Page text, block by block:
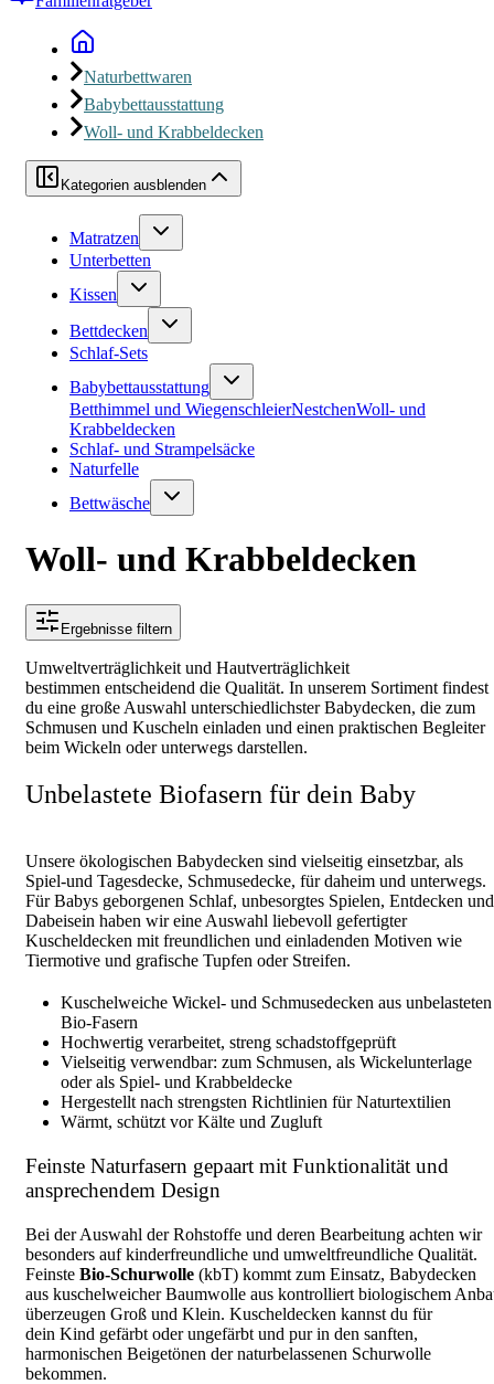
Naturbettwaren
Babybettausstattung
Woll- und Krabbeldecken
Kategorien ausblenden
Matratzen
Unterbetten
Kissen
Bettdecken
Schlaf-Sets
Babybettausstattung
Betthimmel und WiegenschleierNestchenWoll- und
Krabbeldecken
Schlaf- und Strampelsäcke
Naturfelle
Bettwäsche
Woll- und Krabbeldecken
Ergebnisse filtern
Umweltverträglichkeit und Hautverträglichkeit
bestimmen entscheidend die Qualität. In unserem Sortiment findest
du eine große Auswahl unterschiedlichster Babydecken, die zum
Schmusen und Kuscheln einladen und einen praktischen Begleiter
beim Wickeln oder unterwegs darstellen.
Unbelastete Biofasern für dein Baby
Unsere ökologischen Babydecken sind vielseitig einsetzbar, als
Spiel-und Tagesdecke, Schmusedecke, für daheim und unterwegs.
Für Babys geborgenen Schlaf, unbesorgtes Spielen, Entdecken und
Dabeisein haben wir eine Auswahl liebevoll gefertigter
Kuscheldecken mit freundlichen und einladenden Motiven wie
Tiermotive und grafische Tupfen oder Streifen.
Kuschelweiche Wickel- und Schmusedecken aus unbelasteten
Bio-Fasern
Hochwertig verarbeitet, streng schadstoffgeprüft
Vielseitig verwendbar: zum Schmusen, als Wickelunterlage
oder als Spiel- und Krabbeldecke
Hergestellt nach strengsten Richtlinien für Naturtextilien
Wärmt, schützt vor Kälte und Zugluft
Feinste Naturfasern gepaart mit Funktionalität und
ansprechendem Design
Bei der Auswahl der Rohstoffe und deren Bearbeitung achten wir
besonders auf kinderfreundliche und umweltfreundliche Qualität.
Feinste Bio-Schurwolle (kbT) kommt zum Einsatz, Babydecken
aus kuschelweicher Baumwolle aus kontrolliert biologischem
überzeugen Groß und Klein. Kuscheldecken kannst du für
dein Kind gefärbt oder ungefärbt und pur in den sanften,
harmonischen Beigetönen der naturbelassenen Schurwolle
bekommen.